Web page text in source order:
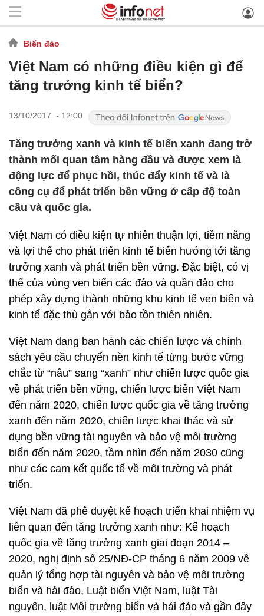
Biển đảo
Việt Nam có những điều kiện gì để
tăng trưởng kinh tế biển?
13/10/2017 - 12:00
Tăng trưởng xanh và kinh tế biển xanh đang trở
thành mối quan tâm hàng đầu và được xem là
động lực để phục hồi, thúc đẩy kinh tế và là
công cụ để phát triển bền vững ở cấp độ toàn
cầu và quốc gia.
Việt Nam có điều kiện tự nhiên thuận lợi, tiềm năng
và lợi thế cho phát triển kinh tế biển hướng tới tăng
trưởng xanh và phát triển bền vững. Đặc biệt, có vị
thế của vùng ven biển các đảo và quần đảo cho
phép xây dựng thành những khu kinh tế ven biển và
kinh tế đặc thù gắn với bảo tồn thiên nhiên.
Việt Nam đang ban hành các chiến lược và chính
sách yêu cầu chuyển nền kinh tế từng bước vững
chắc từ “nâu” sang “xanh” như chiến lược quốc gia
về phát triển bền vững, chiến lược biển Việt Nam
đến năm 2020, chiến lược quốc gia về tăng trưởng
xanh đến năm 2020, chiến lược khai thác và sử
dụng bền vững tài nguyên và bảo vệ môi trường
biển đến năm 2020, tầm nhìn đến năm 2030 cũng
như các cam kết quốc tế về môi trường và phát
triển.
Việt Nam đã phê duyệt kế hoạch triển khai nhiệm vụ
liên quan đến tăng trưởng xanh như: Kế hoạch
quốc gia về tăng trưởng xanh giai đoạn 2014 –
2020, nghị định số 25/NĐ-CP tháng 6 năm 2009 về
quản lý tổng hợp tài nguyên và bảo vệ môi trường
biển và hải đảo, Luật biển Việt Nam, luật Tài
nguyên, luật Môi trường biển và hải đảo và gần đây